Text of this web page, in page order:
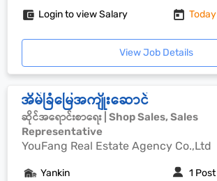
Login to view Salary Today
View Job Details
အိမ်ခြံမြေအကျိုးဆောင်
ဆိုင်အရောင်းစာရေး | Shop Sales, Sales
Representative
YouFang Real Estate Agency Co.,Ltd
Yankin 1 Post